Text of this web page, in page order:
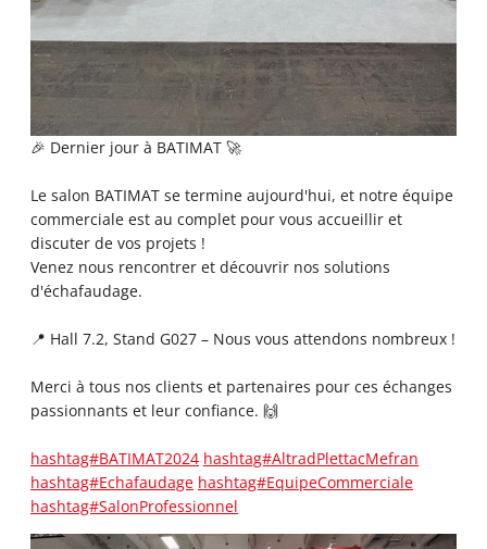
🎉 Dernier jour à BATIMAT 🚀
Le salon BATIMAT se termine aujourd'hui, et notre équipe
commerciale est au complet pour vous accueillir et
discuter de vos projets !
Venez nous rencontrer et découvrir nos solutions
d'échafaudage.
📍 Hall 7.2, Stand G027 – Nous vous attendons nombreux !
Merci à tous nos clients et partenaires pour ces échanges
passionnants et leur confiance. 🙌
hashtag#BATIMAT2024 hashtag#AltradPlettacMefran
hashtag#Echafaudage hashtag#EquipeCommerciale
hashtag#SalonProfessionnel